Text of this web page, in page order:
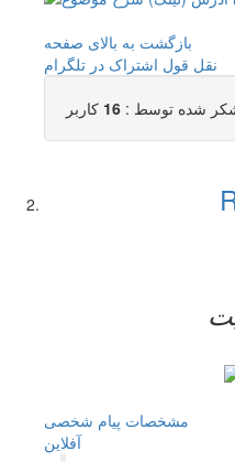
بازگشت به بالای صفحه
نقل قول اشتراک در تلگرام
شده توسط : 16 کاربر
مشخصات پیام شخصی
آفلاين